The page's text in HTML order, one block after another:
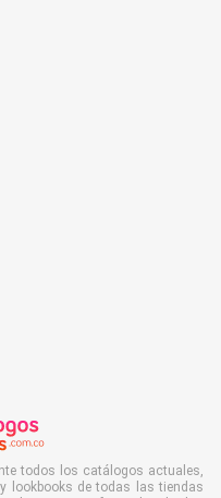
todos los catálogos actuales,
lookbooks de todas las tiendas